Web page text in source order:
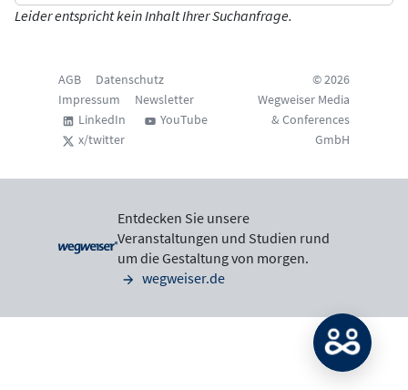
Leider entspricht kein Inhalt Ihrer Suchanfrage.
AGB
Datenschutz
Impressum
Newsletter
LinkedIn
YouTube
x/twitter
© 2026
Wegweiser Media
& Conferences
GmbH
Entdecken Sie unsere
Veranstaltungen und Studien rund
um die Gestaltung von morgen.
wegweiser.de